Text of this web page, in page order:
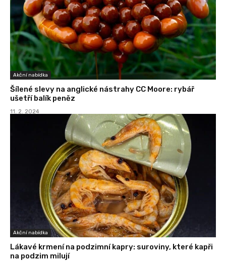
Akční nabídka
Šílené slevy na anglické nástrahy CC Moore: rybář
ušetří balík peněz
11. 2. 2024
Akční nabídka
Lákavé krmení na podzimní kapry: suroviny, které kapři
na podzim milují